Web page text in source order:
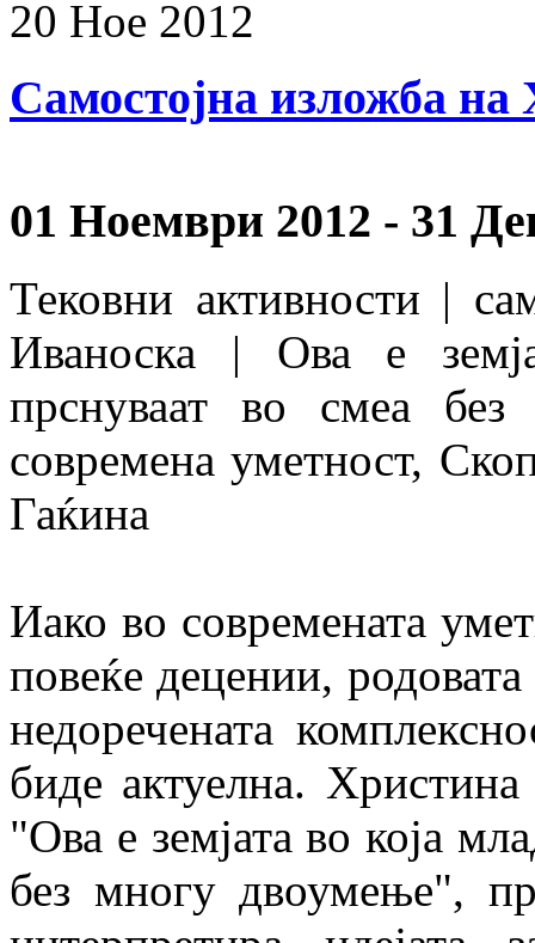
20 Ное 2012
Самостојна изложба
01 Ноември 2012 - 31
Тековни активности |
Иваноска | Ова е
прснуваат во смеа
современа уметност,
Гаќина
Иако во современата
повеќе децении,
недоречената
биде актуелна.
"Ова е земјата во која
без многу двоумење",